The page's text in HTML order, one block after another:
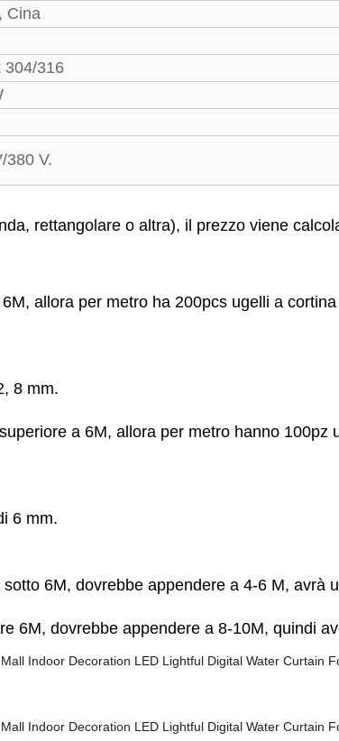
Cina
304/316
380 V.
rettangolare o altra), il prezzo viene
allora per metro ha 200pcs ugelli a
8 mm.
a 6M, allora per metro hanno 100pz
6 mm.
6M, dovrebbe appendere a 4-6 M, avrà
6M, dovrebbe appendere a 8-10M, quindi